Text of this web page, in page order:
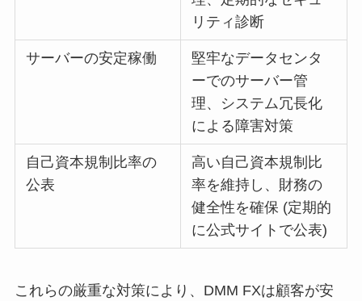
リティ診断
サーバーの安定稼働
堅牢なデータセンタ
ーでのサーバー管
理、システム冗長化
による障害対策
自己資本規制比率の
公表
高い自己資本規制比
率を維持し、財務の
健全性を確保 (定期的
に公式サイトで公表)
これらの厳重な対策により、DMM FXは顧客が安